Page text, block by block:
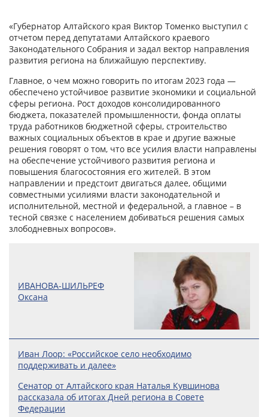
«Губернатор Алтайского края Виктор Томенко выступил с
отчетом перед депутатами Алтайского краевого
Законодательного Собрания и задал вектор направления
развития региона на ближайшую перспективу.
Главное, о чем можно говорить по итогам 2023 года —
обеспечено устойчивое развитие экономики и социальной
сферы региона. Рост доходов консолидированного
бюджета, показателей промышленности, фонда оплаты
труда работников бюджетной сферы, строительство
важных социальных объектов в крае и другие важные
решения говорят о том, что все усилия власти направлены
на обеспечение устойчивого развития региона и
повышения благосостояния его жителей. В этом
направлении и предстоит двигаться далее, общими
совместными усилиями власти законодательной и
исполнительной, местной и федеральной, а главное – в
тесной связке с населением добиваться решения самых
злободневных вопросов».
ИВАНОВА-ШИЛЬРЕФ
Оксана
Иван Лоор: «Российское село необходимо
поддерживать и далее»
Сенатор от Алтайского края Наталья Кувшинова
рассказала об итогах Дней региона в Совете
Федерации